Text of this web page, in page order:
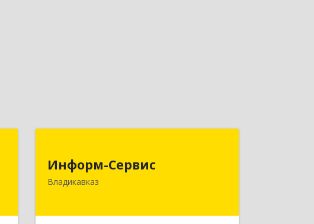
Информ-Сервис
Владикавказ
362020, Северная Осетия - Алания
Респ, Владикавказ г, Островского ул,